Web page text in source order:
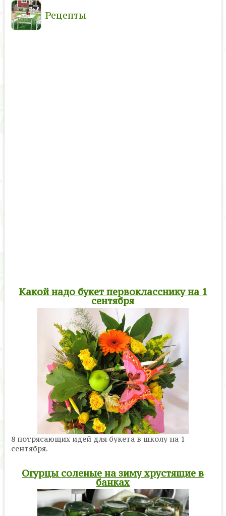
Рецепты
Какой надо букет первокласснику на 1
сентября
8 потрясающих идей для букета в школу на 1
сентября.
Огурцы соленые на зиму хрустящие в
банках